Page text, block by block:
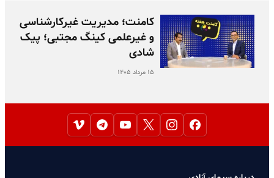
کامنت؛ مدیریت غیرکارشناسی
و غیرعلمی کینگ مجتبی؛ پیک
شادی
۱۵ مرداد ۱۴۰۵